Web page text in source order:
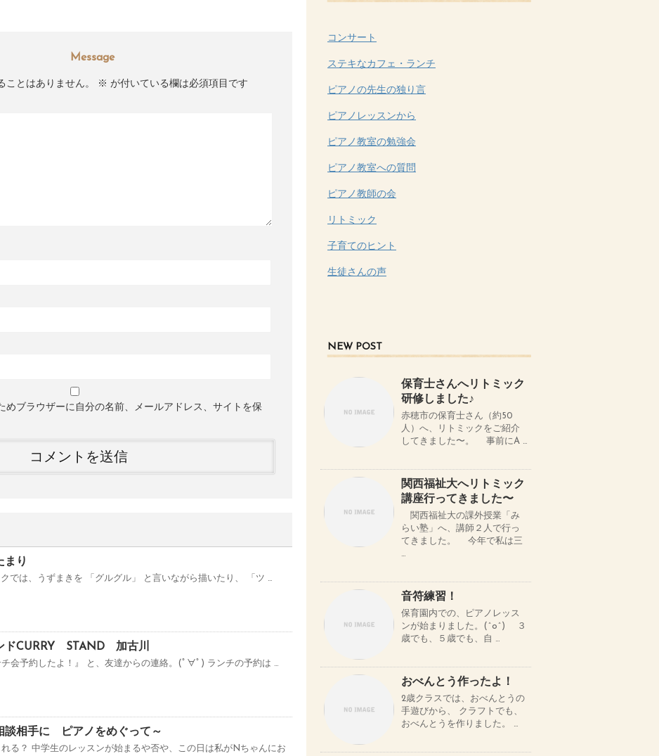
Message
とはありません。 ※ が付いている欄は必須項目です
めブラウザーに自分の名前、メールアドレス、サイトを保
まり
では、うずまきを 「グルグル」 と言いながら描いたり、 「ツ …
ドCURRY STAND 加古川
チ会予約したよ！』 と、友達からの連絡。(ﾟ∀ﾟ) ランチの予約は …
相手に ピアノをめぐって～
る？ 中学生のレッスンが始まるや否や、この日は私がNちゃんにお
コンサート
ステキなカフェ・ランチ
ピアノの先生の独り言
ピアノレッスンから
ピアノ教室の勉強会
ピアノ教室への質問
ピアノ教師の会
リトミック
子育てのヒント
生徒さんの声
NEW POST
保育士さんへリトミック
研修しました♪
赤穂市の保育士さん（約50
人）へ、リトミックをご紹介
してきました〜。 事前にA …
関西福祉大へリトミック
講座行ってきました〜
関西福祉大の課外授業「み
らい塾」へ、講師２人で行っ
てきました。 今年で私は三
…
音符練習！
保育園内での、ピアノレッス
ンが始まりました。(^o^) ３
歳でも、５歳でも、自 …
おべんとう作ったよ！
2歳クラスでは、おべんとうの
手遊びから、 クラフトでも、
おべんとうを作りました。 …